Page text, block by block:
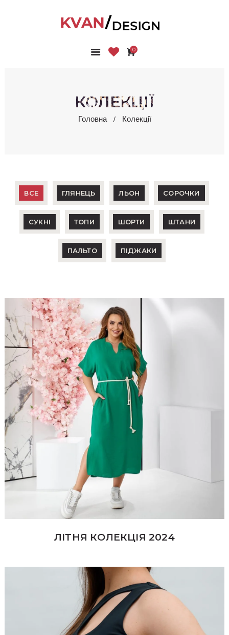
0
КОЛЕКЦІЇ
Головна Колекції
ГОЛОВНА
ПРО НАС
ВСЕ ГЛЯНЕЦЬ ЛЬОН СОРОЧКИ
СУКНІ ТОПИ ШОРТИ ШТАНИ
ПАЛЬТО ПІДЖАКИ
ЛІТНЯ КОЛЕКЦІЯ 2024